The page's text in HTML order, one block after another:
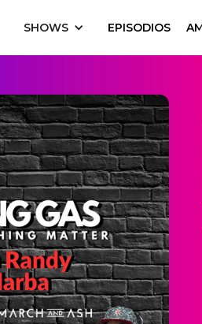
SHOWS EPISODIOS